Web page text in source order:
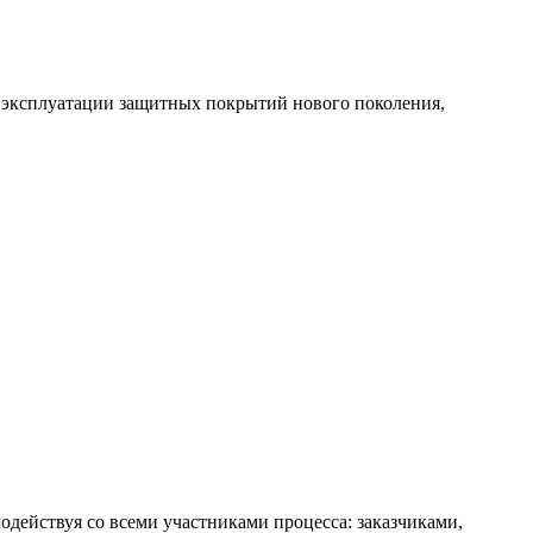
защитных покрытий нового поколения,
со всеми участниками процесса: заказчиками,